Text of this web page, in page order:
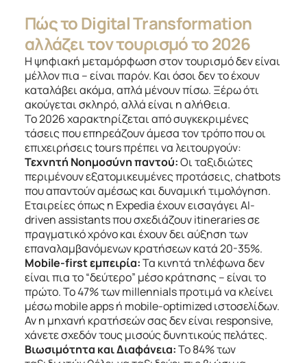
Πώς το Digital Transformation
αλλάζει τον τουρισμό το 2026
Η ψηφιακή μεταμόρφωση στον τουρισμό δεν είναι
μέλλον πια – είναι παρόν. Και όσοι δεν το έχουν
καταλάβει ακόμα, απλά μένουν πίσω. Ξέρω ότι
ακούγεται σκληρό, αλλά είναι η αλήθεια.
Το 2026 χαρακτηρίζεται από συγκεκριμένες
τάσεις που επηρεάζουν άμεσα τον τρόπο που οι
επιχειρήσεις tours πρέπει να λειτουργούν:
Τεχνητή Νοημοσύνη παντού:Οι ταξιδιώτες
περιμένουν εξατομικευμένες προτάσεις, chatbots
που απαντούν αμέσως και δυναμική τιμολόγηση.
Εταιρείες όπως η Expedia έχουν εισαγάγει AI-
driven assistants που σχεδιάζουν itineraries σε
πραγματικό χρόνο και έχουν δει αύξηση των
επαναλαμβανόμενων κρατήσεων κατά 20-35%.
Mobile-first εμπειρία:Τα κινητά τηλέφωνα δεν
είναι πια το “δεύτερο” μέσο κράτησης – είναι το
πρώτο. Το 47% των millennials προτιμά να κλείνει
μέσω mobile apps ή mobile-optimized ιστοσελίδων.
Αν η μηχανή κρατήσεών σας δεν είναι responsive,
χάνετε σχεδόν τους μισούς δυνητικούς πελάτες.
Βιωσιμότητα και Διαφάνεια:Το 84% των